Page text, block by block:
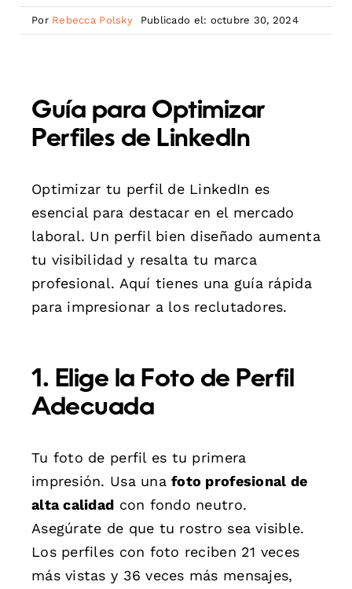
Por Rebecca Polsky Publicado el: octubre 30, 2024
Guía para Optimizar
Perfiles de LinkedIn
Optimizar tu perfil de LinkedIn es
esencial para destacar en el mercado
laboral. Un perfil bien diseñado aumenta
tu visibilidad y resalta tu marca
profesional. Aquí tienes una guía rápida
para impresionar a los reclutadores.
1. Elige la Foto de Perfil
Adecuada
Tu foto de perfil es tu primera
impresión. Usa unafoto profesional de
alta calidad con fondo neutro.
Asegúrate de que tu rostro sea visible.
Los perfiles con foto reciben 21 veces
más vistas y 36 veces más mensajes,